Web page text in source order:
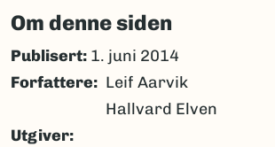
Om denne siden
Publisert: 1. juni 2014
Forfattere
Leif Aarvik
Hallvard Elven
Utgiver